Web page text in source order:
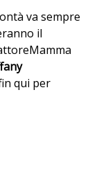
va sempre
il
qui per